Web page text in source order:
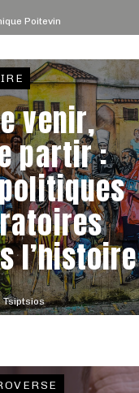
Poitevin
Tsiptsios
venir,
partir :
l’histoire